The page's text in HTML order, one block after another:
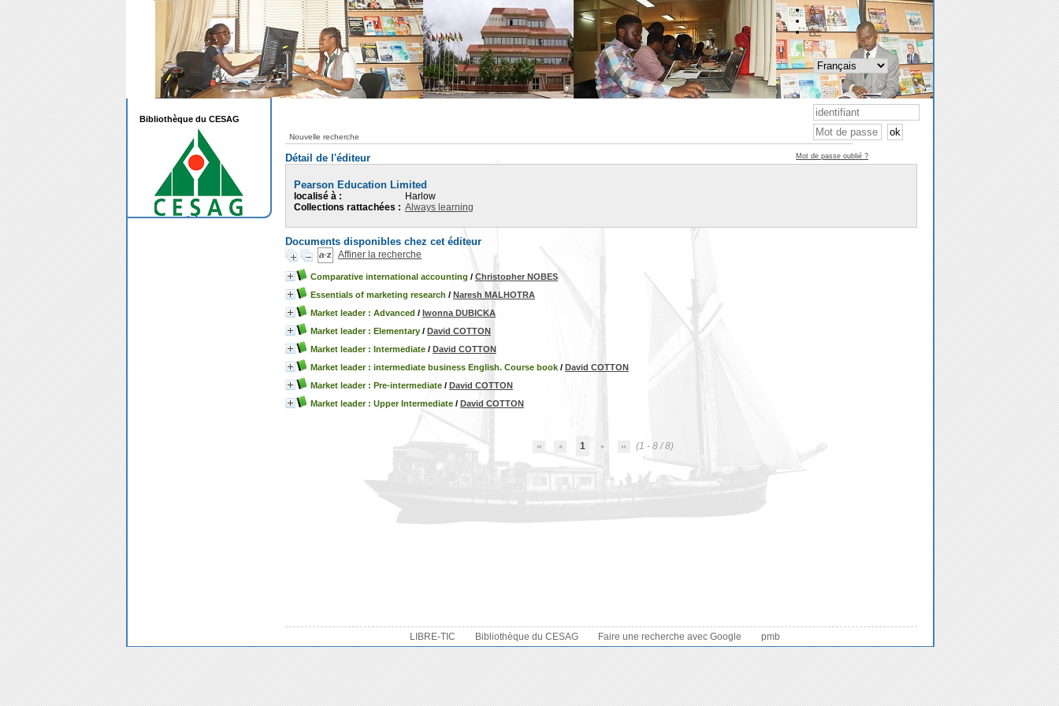
Nouvelle recherche
Détail de l'éditeur
Pearson Education Limited
localisé à :
Harlow
Collections rattachées : Always learning
Documents disponibles chez cet éditeur
Affiner la recherche
Comparative international accounting / Christopher NOBES
Essentials of marketing research / Naresh MALHOTRA
Market leader : Advanced / Iwonna DUBICKA
Market leader : Elementary / David COTTON
Market leader : Intermediate / David COTTON
Market leader : intermediate business English. Course book / David COTTON
Market leader : Pre-intermediate / David COTTON
Market leader : Upper Intermediate / David COTTON
1 (1 - 8 / 8)
LIBRE-TIC Bibliothèque du CESAG Faire une recherche avec Google pmb
Bibliothèque du CESAG
A-
A
A+
Mot de passe oublié ?